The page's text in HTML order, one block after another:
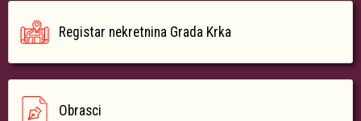
Registar nekretnina Grada Krka
Obrasci